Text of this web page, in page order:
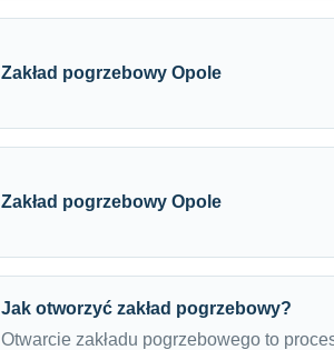
Zakład pogrzebowy Opole
Zakład pogrzebowy Opole
Jak otworzyć zakład pogrzebowy?
Otwarcie zakładu pogrzebowego to